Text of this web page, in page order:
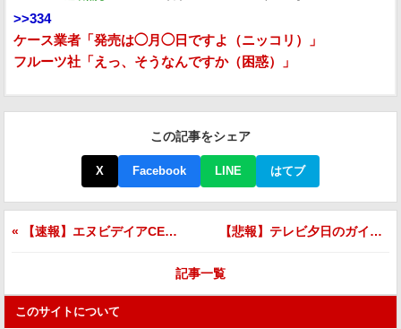
>>334
ケース業者「発売は◯月◯日ですよ（ニッコリ）」
フルーツ社「えっ、そうなんですか（困惑）」
この記事をシェア
X Facebook LINE はてブ
« 【速報】エヌビデイアCEO、台湾夜市の魔力に屈し工場視察3日連続で全キャンセルしてしまう 【悲報】テレビ夕日のガイドライン流出、内容が「廊下を走らない」「チャイムで着席」←おのちゃんねる問題の反省これ »
記事一覧
このサイトについて